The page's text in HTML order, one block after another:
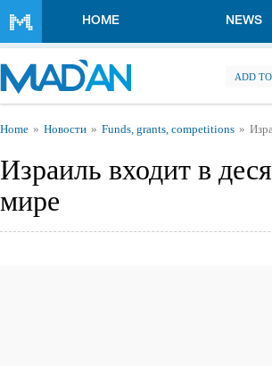
HOME NEWS
ADD
You are here
Home Новости Funds, grants, competitions
Израиль входит в
мире